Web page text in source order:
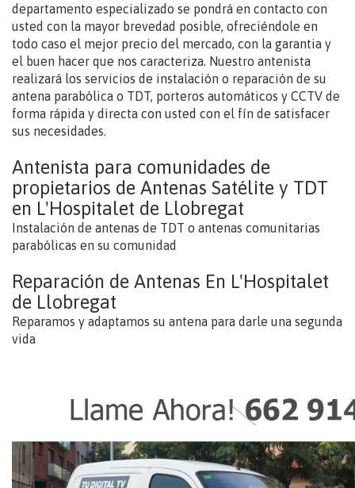
departamento especializado se pondrá en contacto con
usted con la mayor brevedad posible, ofreciéndole en
todo caso el mejor precio del mercado, con la garantia y
el buen hacer que nos caracteriza. Nuestro antenista
realizará los servicios de instalación o reparación de su
antena parabólica o TDT, porteros automáticos y CCTV de
forma rápida y directa con usted con el fín de satisfacer
sus necesidades.
Antenista para comunidades de
propietarios de Antenas Satélite y TDT
en L'Hospitalet de Llobregat
Instalación de antenas de TDT o antenas comunitarias
parabólicas en su comunidad
Reparación de Antenas En L'Hospitalet
de Llobregat
Reparamos y adaptamos su antena para darle una segunda
vida